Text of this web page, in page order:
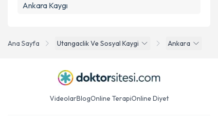
Ana Sayfa Utangaclik Ve Sosyal Kaygi Ankara
Ankara Kaygı
VideolarBlogOnline TerapiOnline Diyet